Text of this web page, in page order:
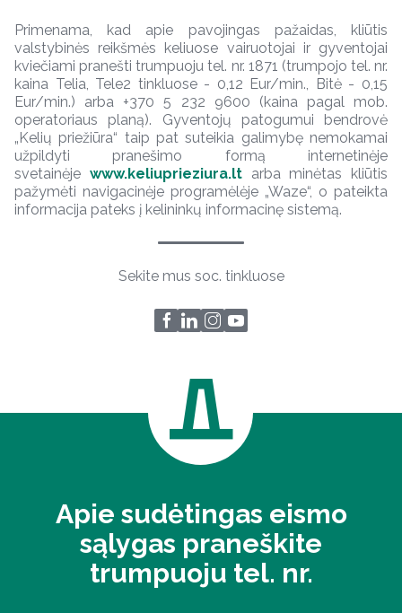
Primenama, kad apie pavojingas pažaidas, kliūtis
valstybinės reikšmės keliuose vairuotojai ir gyventojai
kviečiami pranešti trumpuoju tel. nr. 1871 (trumpojo tel. nr.
kaina Telia, Tele2 tinkluose - 0,12 Eur/min., Bitė - 0,15
Eur/min.) arba +370 5 232 9600 (kaina pagal mob.
operatoriaus planą). Gyventojų patogumui bendrovė
„Kelių priežiūra“ taip pat suteikia galimybę nemokamai
užpildyti pranešimo formą internetinėje
svetainėje www.keliuprieziura.ltarba minėtas kliūtis
pažymėti navigacinėje programėlėje „Waze“, o pateikta
informacija pateks į kelininkų informacinę sistemą.
Sekite mus soc. tinkluose
Apie sudėtingas eismo
sąlygas praneškite
trumpuoju tel. nr.